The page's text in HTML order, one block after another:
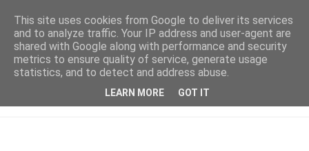
This site uses cookies from Google to deliver its services
and to analyze traffic. Your IP address and user-agent are
shared with Google along with performance and security
metrics to ensure quality of service, generate usage
statistics, and to detect and address abuse.
LEARN MORE GOT IT